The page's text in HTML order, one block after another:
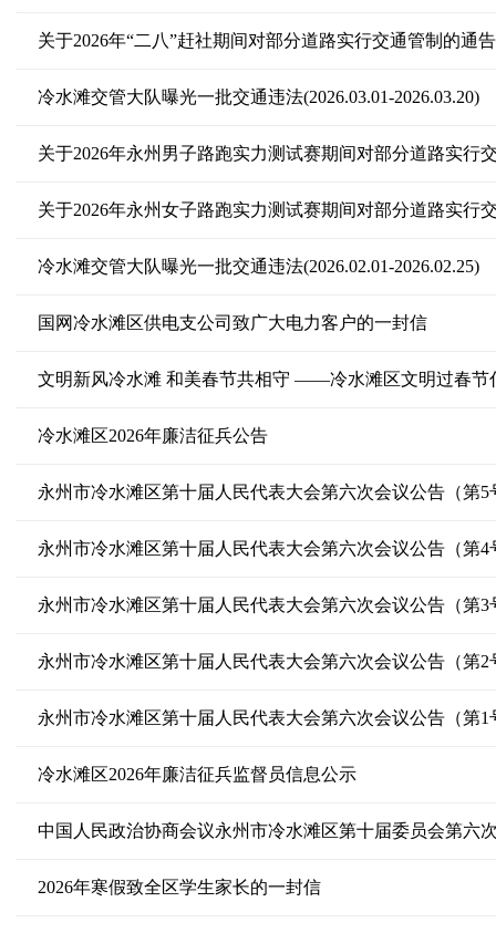
关于2026年“二八”赶社期间对部分道路实行交通管制的通告
冷水滩交管大队曝光一批交通违法(2026.03.01-2026.03.20)
关于2026年永州男子路跑实力测试赛期间对部分道路实行
关于2026年永州女子路跑实力测试赛期间对部分道路实行
冷水滩交管大队曝光一批交通违法(2026.02.01-2026.02.25)
国网冷水滩区供电支公司致广大电力客户的一封信
文明新风冷水滩 和美春节共相守 ——冷水滩区文明过春节
冷水滩区2026年廉洁征兵公告
永州市冷水滩区第十届人民代表大会第六次会议公告（第5
永州市冷水滩区第十届人民代表大会第六次会议公告（第4
永州市冷水滩区第十届人民代表大会第六次会议公告（第3
永州市冷水滩区第十届人民代表大会第六次会议公告（第2
永州市冷水滩区第十届人民代表大会第六次会议公告（第1
冷水滩区2026年廉洁征兵监督员信息公示
中国人民政治协商会议永州市冷水滩区第十届委员会第六
2026年寒假致全区学生家长的一封信